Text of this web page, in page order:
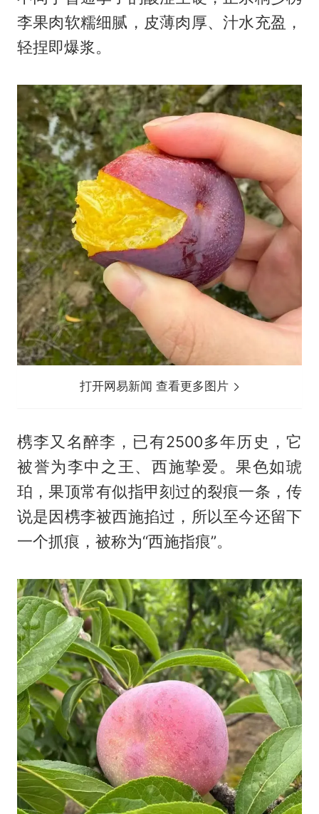
李果肉软糯细腻，皮薄肉厚、汁水充盈，
轻捏即爆浆。
打开网易新闻 查看更多图片
槜李又名醉李，已有2500多年历史，它
被誉为李中之王、西施挚爱。果色如琥
珀，果顶常有似指甲刻过的裂痕一条，传
说是因槜李被西施掐过，所以至今还留下
一个抓痕，被称为“西施指痕”。